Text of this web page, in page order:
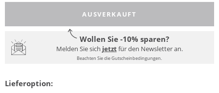
AUSVERKAUFT
Wollen Sie -10% sparen?
Melden Sie sich jetztfür den Newsletter an.
Beachten Sie die Gutscheinbedingungen.
Lieferoption: